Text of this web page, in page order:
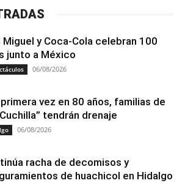
Miguel y Coca-Cola celebran 100
junto a México
06/08/2026
vez en 80 años, familias de
tendrán drenaje
06/08/2026
racha de decomisos y
de huachicol en Hidalgo